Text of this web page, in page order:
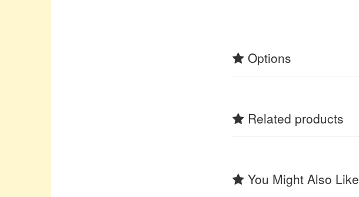
Options
Related products
You Might Also Like